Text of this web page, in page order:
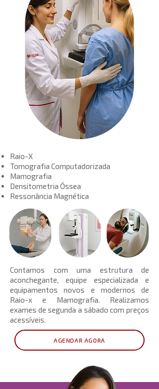
Raio-X
Tomografia Computadorizada
Mamografia
Densitometria Óssea
Ressonância Magnética
Contamos com uma estrutura de
aconchegante, equipe especializada e
equipamentos novos e modernos de
Raio-x e Mamografia. Realizamos
exames de segunda a sábado com preços
acessíveis. ​
AGENDAR AGORA